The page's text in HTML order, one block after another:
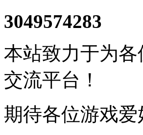
3049574283
本站致力于为
交流平台！
期待各位游戏